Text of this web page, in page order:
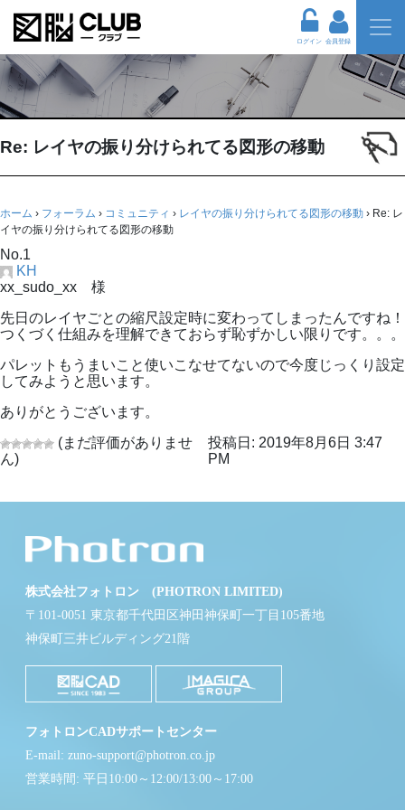
ログイン 会員登録
Re: レイヤの振り分けられてる図形の移動
ホーム › フォーラム › コミュニティ › レイヤの振り分けられてる図形の移動 › Re: レ
イヤの振り分けられてる図形の移動
No.1
KH
xx_sudo_xx 様
先日のレイヤごとの縮尺設定時に変わってしまったんですね！
つくづく仕組みを理解できておらず恥ずかしい限りです。。。
パレットもうまいこと使いこなせてないので今度じっくり設定
してみようと思います。
ありがとうございます。
(まだ評価がありませ
ん)
投稿日: 2019年8月6日 3:47
PM
株式会社フォトロン (PHOTRON LIMITED)
〒101-0051 東京都千代田区神田神保町一丁目105番地
神保町三井ビルディング21階
フォトロンCADサポートセンター
E-mail: zuno-support@photron.co.jp
営業時間: 平日10:00～12:00/13:00～17:00